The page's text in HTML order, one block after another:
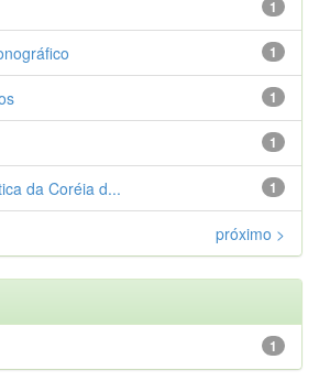
1
1
1
1
1
da Coréia d...
próximo >
1